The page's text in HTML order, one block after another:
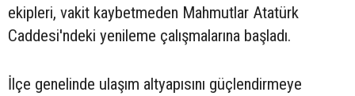
ekipleri, vakit kaybetmeden Mahmutlar Atatürk
Caddesi'ndeki yenileme çalışmalarına başladı.
İlçe genelinde ulaşım altyapısını güçlendirmeye